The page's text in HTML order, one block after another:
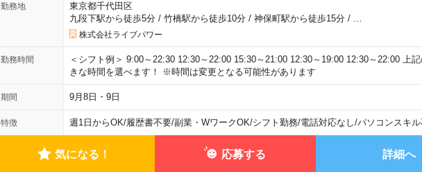
勤務地
東京都千代田区
九段下駅から徒歩5分/ 竹橋駅から徒歩10分/ 神保町駅から徒歩15分/ …
株式会社ライブパワー
勤務時間
＜シフト例＞ 9:00～22:30 12:30～22:00 15:30～21:00 12:30～19:00 12:30～22:00 上
きな時間を選べます！ ※時間は変更となる可能性があります
期間 9月8日・9日
特徴 週1日からOK/履歴書不要/副業・WワークOK/シフト勤務/電話対応なし/パソコンスキ
気になる！ 応募する 詳細へ